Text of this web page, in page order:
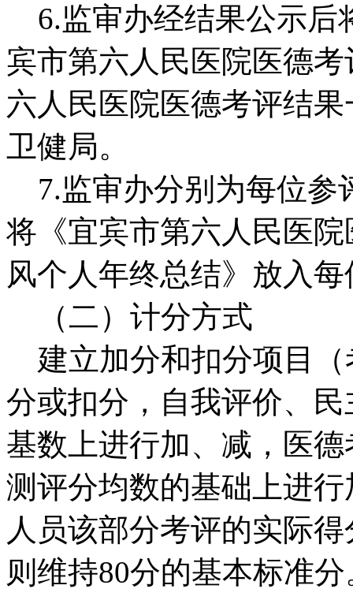
6.监审办经结果公示后
宾市第六人民医院医德
六人民医院医德考评结
卫健局。
7.监审办分别为每位参
将《宜宾市第六人民医
风个人年终总结》放入
（二）计分方式
建立加分和扣分项目（
分或扣分，自我评价、
基数上进行加、减，医
测评分均数的基础上进
人员该部分考评的实际
则维持80分的基本标准分